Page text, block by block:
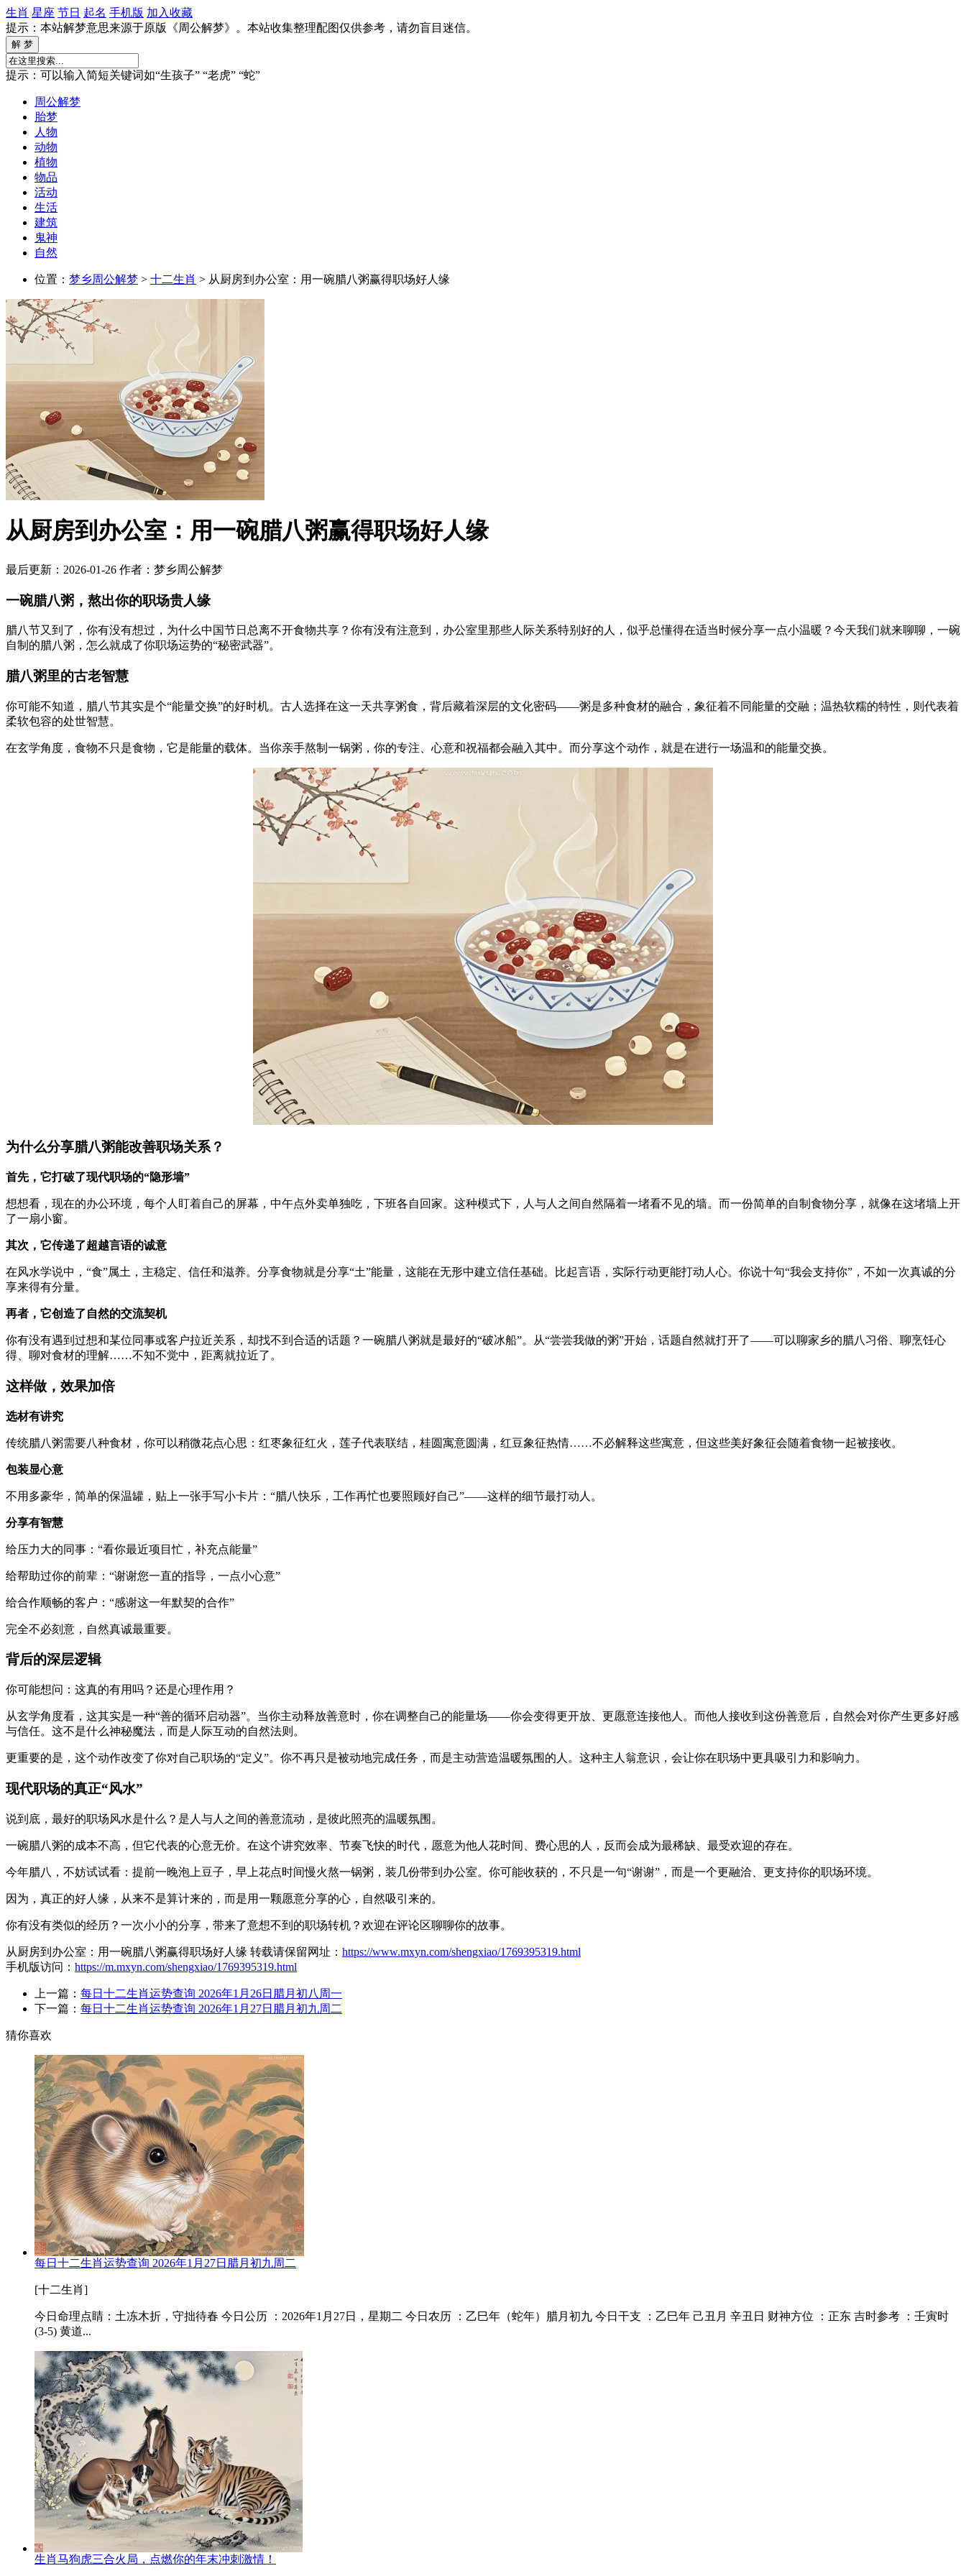
生肖 星座 节日 起名 手机版 加入收藏
提示：本站解梦意思来源于原版《周公解梦》。本站收集整理配图仅供参考，请勿盲目迷信。
提示：可以输入简短关键词如“生孩子” “老虎” “蛇”
周公解梦
胎梦
人物
动物
植物
物品
活动
生活
建筑
鬼神
自然
位置： 梦乡周公解梦 > 十二生肖 > 从厨房到办公室：用一碗腊八粥赢得职场好人缘
从厨房到办公室：用一碗腊八粥赢得职场好人缘
最后更新：2026-01-26 作者：梦乡周公解梦
一碗腊八粥，熬出你的职场贵人缘
腊八节又到了，你有没有想过，为什么中国节日总离不开食物共享？你有没有注意到，办公室里那些人际关系特别好的人，似乎总懂得在适当时候分享一点小温暖？今天我们就来聊聊，一碗
自制的腊八粥，怎么就成了你职场运势的“秘密武器”。
腊八粥里的古老智慧
你可能不知道，腊八节其实是个“能量交换”的好时机。古人选择在这一天共享粥食，背后藏着深层的文化密码——粥是多种食材的融合，象征着不同能量的交融；温热软糯的特性，则代表着
柔软包容的处世智慧。
在玄学角度，食物不只是食物，它是能量的载体。当你亲手熬制一锅粥，你的专注、心意和祝福都会融入其中。而分享这个动作，就是在进行一场温和的能量交换。
为什么分享腊八粥能改善职场关系？
首先，它打破了现代职场的“隐形墙”
想想看，现在的办公环境，每个人盯着自己的屏幕，中午点外卖单独吃，下班各自回家。这种模式下，人与人之间自然隔着一堵看不见的墙。而一份简单的自制食物分享，就像在这堵墙上开
了一扇小窗。
其次，它传递了超越言语的诚意
在风水学说中，“食”属土，主稳定、信任和滋养。分享食物就是分享“土”能量，这能在无形中建立信任基础。比起言语，实际行动更能打动人心。你说十句“我会支持你”，不如一次真诚的分
享来得有分量。
再者，它创造了自然的交流契机
你有没有遇到过想和某位同事或客户拉近关系，却找不到合适的话题？一碗腊八粥就是最好的“破冰船”。从“尝尝我做的粥”开始，话题自然就打开了——可以聊家乡的腊八习俗、聊烹饪心
得、聊对食材的理解……不知不觉中，距离就拉近了。
这样做，效果加倍
选材有讲究
传统腊八粥需要八种食材，你可以稍微花点心思：红枣象征红火，莲子代表联结，桂圆寓意圆满，红豆象征热情……不必解释这些寓意，但这些美好象征会随着食物一起被接收。
包装显心意
不用多豪华，简单的保温罐，贴上一张手写小卡片：“腊八快乐，工作再忙也要照顾好自己”——这样的细节最打动人。
分享有智慧
给压力大的同事：“看你最近项目忙，补充点能量”
给帮助过你的前辈：“谢谢您一直的指导，一点小心意”
给合作顺畅的客户：“感谢这一年默契的合作”
完全不必刻意，自然真诚最重要。
背后的深层逻辑
你可能想问：这真的有用吗？还是心理作用？
从玄学角度看，这其实是一种“善的循环启动器”。当你主动释放善意时，你在调整自己的能量场——你会变得更开放、更愿意连接他人。而他人接收到这份善意后，自然会对你产生更多好感
与信任。这不是什么神秘魔法，而是人际互动的自然法则。
更重要的是，这个动作改变了你对自己职场的“定义”。你不再只是被动地完成任务，而是主动营造温暖氛围的人。这种主人翁意识，会让你在职场中更具吸引力和影响力。
现代职场的真正“风水”
说到底，最好的职场风水是什么？是人与人之间的善意流动，是彼此照亮的温暖氛围。
一碗腊八粥的成本不高，但它代表的心意无价。在这个讲究效率、节奏飞快的时代，愿意为他人花时间、费心思的人，反而会成为最稀缺、最受欢迎的存在。
今年腊八，不妨试试看：提前一晚泡上豆子，早上花点时间慢火熬一锅粥，装几份带到办公室。你可能收获的，不只是一句“谢谢”，而是一个更融洽、更支持你的职场环境。
因为，真正的好人缘，从来不是算计来的，而是用一颗愿意分享的心，自然吸引来的。
你有没有类似的经历？一次小小的分享，带来了意想不到的职场转机？欢迎在评论区聊聊你的故事。
从厨房到办公室：用一碗腊八粥赢得职场好人缘 转载请保留网址： https://www.mxyn.com/shengxiao/1769395319.html
手机版访问： https://m.mxyn.com/shengxiao/1769395319.html
上一篇： 每日十二生肖运势查询 2026年1月26日腊月初八周一
下一篇： 每日十二生肖运势查询 2026年1月27日腊月初九周二
猜你喜欢
每日十二生肖运势查询 2026年1月27日腊月初九周二
[十二生肖]
今日命理点睛：土冻木折，守拙待春 今日公历 ：2026年1月27日，星期二 今日农历 ：乙巳年（蛇年）腊月初九 今日干支 ：乙巳年 己丑月 辛丑日 财神方位 ：正东 吉时参考 ：壬寅时
(3-5) 黄道...
生肖马狗虎三合火局，点燃你的年末冲刺激情！